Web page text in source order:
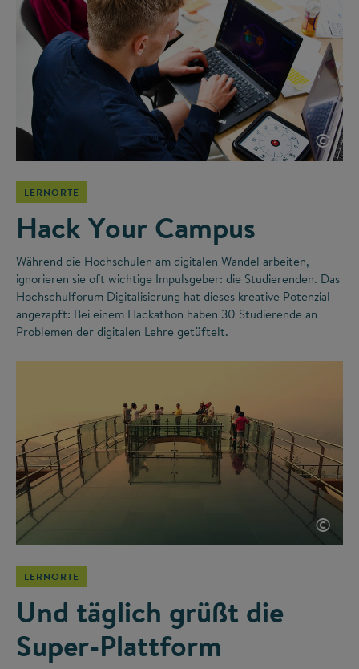
©
LERNORTE
Hack Your Campus
Während die Hochschulen am digitalen Wandel arbeiten,
ignorieren sie oft wichtige Impulsgeber: die Studierenden. Das
Hochschulforum Digitalisierung hat dieses kreative Potenzial
angezapft: Bei einem Hackathon haben 30 Studierende an
Problemen der digitalen Lehre getüftelt.
©
LERNORTE
Und täglich grüßt die
Super-Plattform